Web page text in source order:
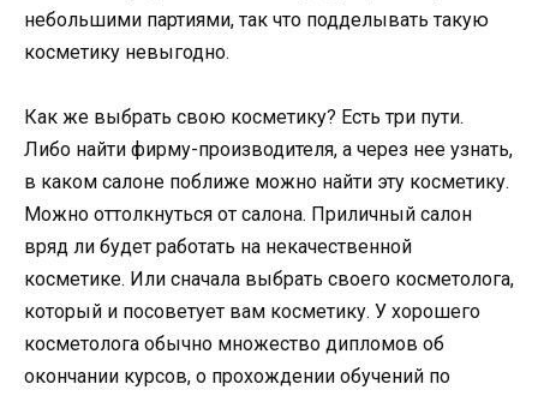
небольшими партиями, так что подделывать такую
косметику невыгодно.
Как же выбрать свою косметику? Есть три пути.
Либо найти фирму-производителя, а через нее узнать,
в каком салоне поближе можно найти эту косметику.
Можно оттолкнуться от салона. Приличный салон
вряд ли будет работать на некачественной
косметике. Или сначала выбрать своего косметолога,
который и посоветует вам косметику. У хорошего
косметолога обычно множество дипломов об
окончании курсов, о прохождении обучений по